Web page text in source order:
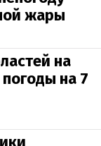
жары
на
на 7